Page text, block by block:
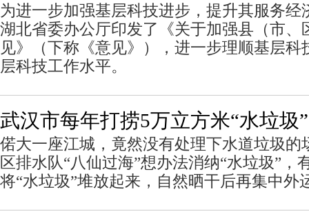
为进一步加强基层科技进步，提升其服务经
湖北省委办公厅印发了《关于加强县（市、
见》（下称《意见》），进一步理顺基层科
层科技工作水平。
武汉市每年打捞5万立方米“水垃圾
偌大一座江城，竟然没有处理下水道垃圾的
区排水队“八仙过海”想办法消纳“水垃圾”，
将“水垃圾”堆放起来，自然晒干后再集中外